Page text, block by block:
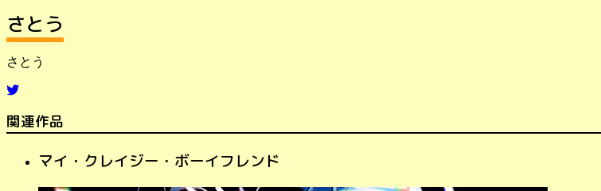
さとう
さとう
関連作品
マイ・クレイジー・ボーイフレンド